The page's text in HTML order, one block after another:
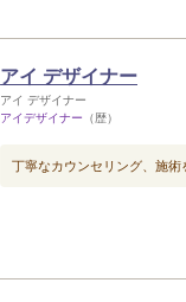
アイ デザイナー
アイ デザイナー
アイデザイナー （歴）
丁寧なカウンセリング、施術